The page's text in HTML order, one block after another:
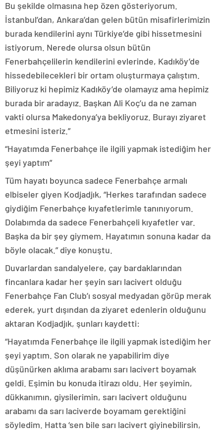
Bu şekilde olmasına hep özen gösteriyorum.
İstanbul’dan, Ankara’dan gelen bütün misafirlerimizin
burada kendilerini aynı Türkiye’de gibi hissetmesini
istiyorum. Nerede olursa olsun bütün
Fenerbahçelilerin kendilerini evlerinde, Kadıköy’de
hissedebilecekleri bir ortam oluşturmaya çalıştım.
Biliyoruz ki hepimiz Kadıköy’de olamayız ama hepimiz
burada bir aradayız. Başkan Ali Koç’u da ne zaman
vakti olursa Makedonya’ya bekliyoruz. Burayı ziyaret
etmesini isteriz.”
“Hayatımda Fenerbahçe ile ilgili yapmak istediğim her
şeyi yaptım”
Tüm hayatı boyunca sadece Fenerbahçe armalı
elbiseler giyen Kodjadjık, “Herkes tarafından sadece
giydiğim Fenerbahçe kıyafetlerimle tanınıyorum.
Dolabımda da sadece Fenerbahçeli kıyafetler var.
Başka da bir şey giymem. Hayatımın sonuna kadar da
böyle olacak.” diye konuştu.
Duvarlardan sandalyelere, çay bardaklarından
fincanlara kadar her şeyin sarı lacivert olduğu
Fenerbahçe Fan Club’ı sosyal medyadan görüp merak
ederek, yurt dışından da ziyaret edenlerin olduğunu
aktaran Kodjadjık, şunları kaydetti:
“Hayatımda Fenerbahçe ile ilgili yapmak istediğim her
şeyi yaptım. Son olarak ne yapabilirim diye
düşünürken aklıma arabamı sarı lacivert boyamak
geldi. Eşimin bu konuda itirazı oldu. Her şeyimin,
dükkanımın, giysilerimin, sarı lacivert olduğunu
arabamı da sarı laciverde boyamam gerektiğini
söyledim. Hatta ‘sen bile sarı lacivert giyinebilirsin,